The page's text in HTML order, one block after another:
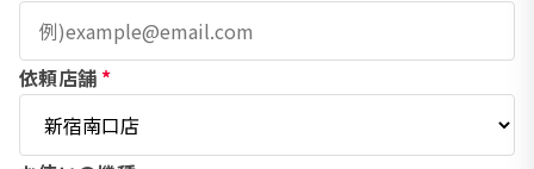
依頼店舗 *